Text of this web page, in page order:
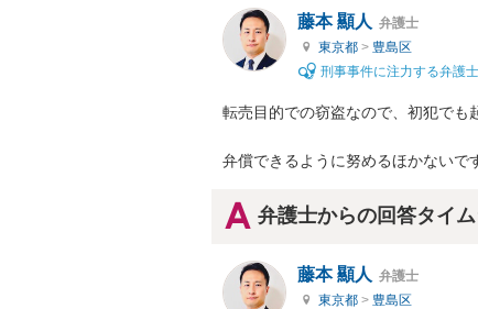
藤本 顯人 弁護士
東京都 > 豊島区
刑事事件に注力する弁護士
転売目的での窃盗なので、初犯でも
弁償できるように努めるほかないで
弁護士からの回答タイ
藤本 顯人 弁護士
東京都 > 豊島区